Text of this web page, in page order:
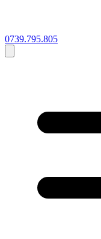
0739.795.805